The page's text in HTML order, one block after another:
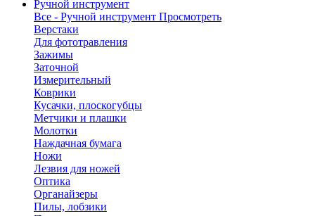
Ручной инструмент
Все - Ручной инструмент Просмотреть
Верстаки
Для фототравления
Зажимы
Заточной
Измерительный
Коврики
Кусачки, плоскогубцы
Метчики и плашки
Молотки
Наждачная бумага
Ножи
Лезвия для ножей
Оптика
Органайзеры
Пилы, лобзики